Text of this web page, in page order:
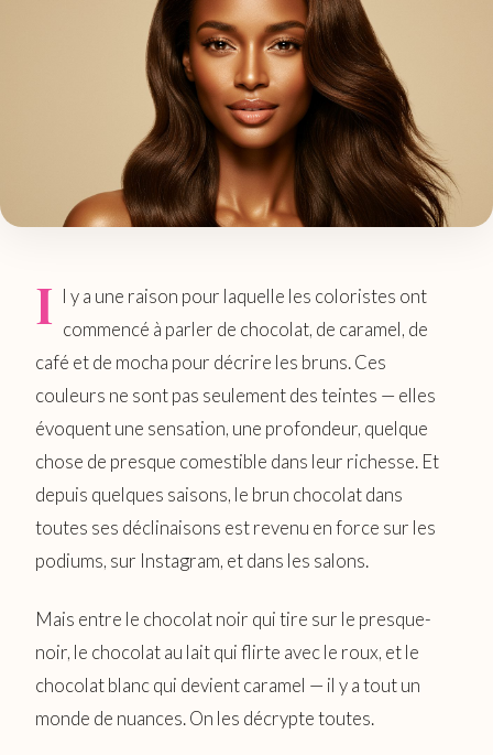
I l y a une raison pour laquelle les coloristes ont
commencé à parler de chocolat, de caramel, de
café et de mocha pour décrire les bruns. Ces
couleurs ne sont pas seulement des teintes — elles
évoquent une sensation, une profondeur, quelque
chose de presque comestible dans leur richesse. Et
depuis quelques saisons, le brun chocolat dans
toutes ses déclinaisons est revenu en force sur les
podiums, sur Instagram, et dans les salons.
Mais entre le chocolat noir qui tire sur le presque-
noir, le chocolat au lait qui flirte avec le roux, et le
chocolat blanc qui devient caramel — il y a tout un
monde de nuances. On les décrypte toutes.